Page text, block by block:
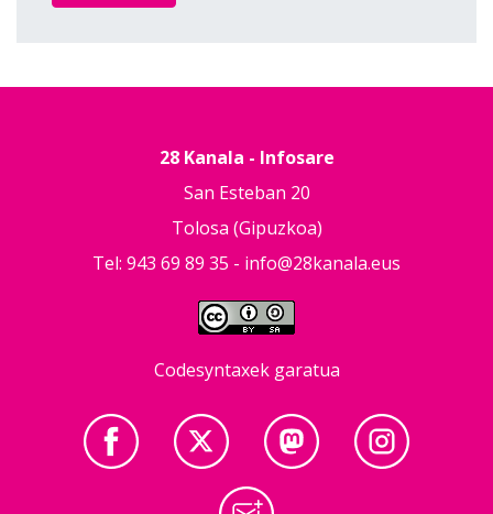
28 Kanala - Infosare
San Esteban 20
Tolosa (Gipuzkoa)
Tel: 943 69 89 35 - info@28kanala.eus
Codesyntaxek garatua